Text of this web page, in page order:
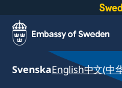
SvenskaEnglish中文(中